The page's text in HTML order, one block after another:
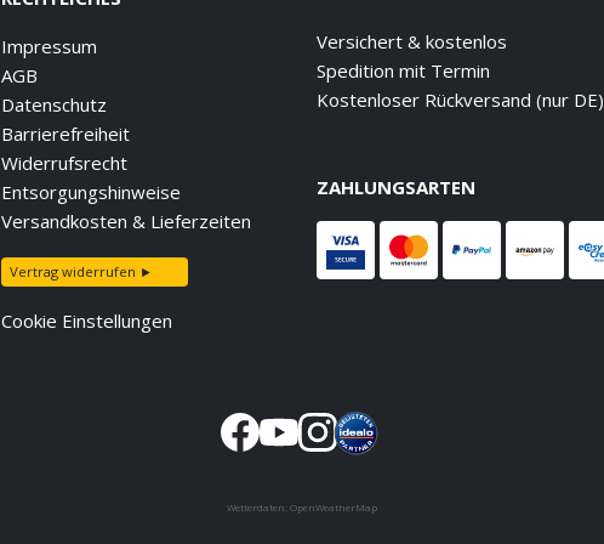
Impressum
AGB
Datenschutz
Barrierefreiheit
Widerrufsrecht
Entsorgungshinweise
Versandkosten & Lieferzeiten
Vertrag widerrufen ►
Cookie Einstellungen
Versichert & kostenlos
Spedition mit Termin
Kostenloser Rückversand (nur DE)
ZAHLUNGSARTEN
Wetterdaten: OpenWeatherMap